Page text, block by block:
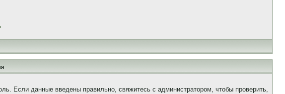
Если данные введены правильно, свяжитесь с администратором, чтобы проверить,